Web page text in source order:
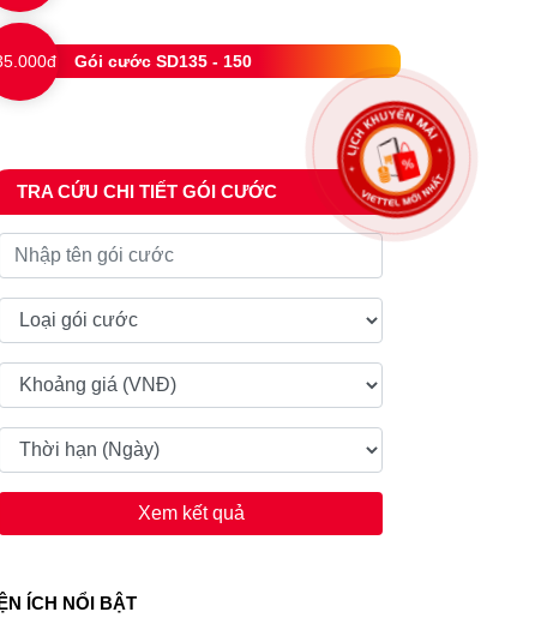
Gói cước SD135 - 150
TRA CỨU CHI TIẾT GÓI CƯỚC
Xem kết quả
ÍCH NỔI BẬT